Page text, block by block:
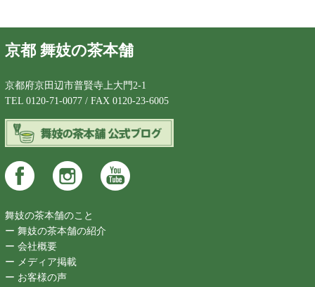
京都 舞妓の茶本舗
京都府京田辺市普賢寺上大門2-1
TEL 0120-71-0077 / FAX 0120-23-6005
舞妓の茶本舗のこと
ー 舞妓の茶本舗の紹介
ー 会社概要
ー メディア掲載
ー お客様の声